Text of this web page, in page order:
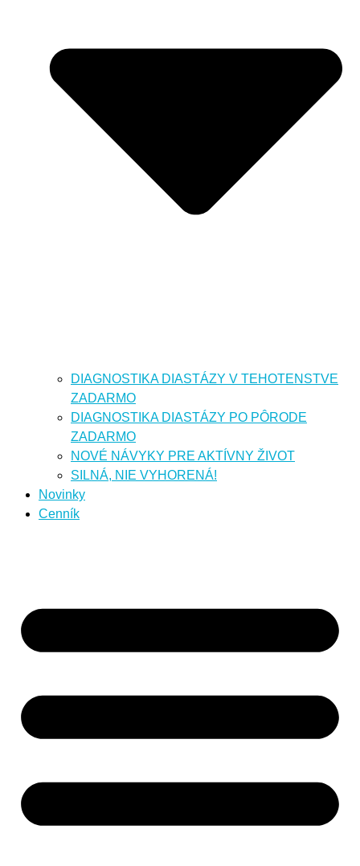
DIAGNOSTIKA DIASTÁZY V TEHOTENSTVE
ZADARMO
DIAGNOSTIKA DIASTÁZY PO PÔRODE
ZADARMO
NOVÉ NÁVYKY PRE AKTÍVNY ŽIVOT
SILNÁ, NIE VYHORENÁ!
Novinky
Cenník